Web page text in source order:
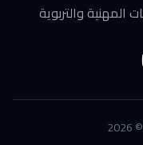
والتربوية